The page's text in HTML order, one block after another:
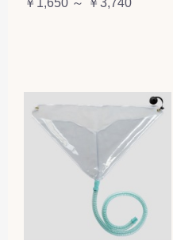
￥1,650 ～ ￥3,740